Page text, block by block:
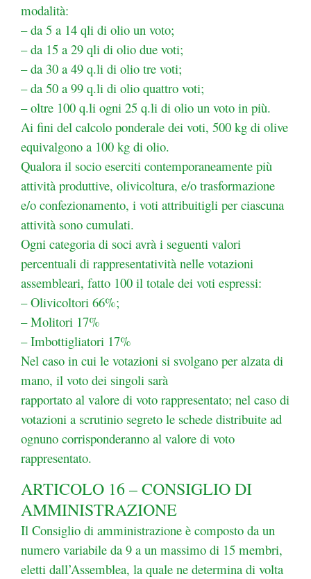
modalità:
– da 5 a 14 qli di olio un voto;
– da 15 a 29 qli di olio due voti;
– da 30 a 49 q.li di olio tre voti;
– da 50 a 99 q.li di olio quattro voti;
– oltre 100 q.li ogni 25 q.li di olio un voto in più.
Ai fini del calcolo ponderale dei voti, 500 kg di olive
equivalgono a 100 kg di olio.
Qualora il socio eserciti contemporaneamente più
attività produttive, olivicoltura, e/o trasformazione
e/o confezionamento, i voti attribuitigli per ciascuna
attività sono cumulati.
Ogni categoria di soci avrà i seguenti valori
percentuali di rappresentatività nelle votazioni
assembleari, fatto 100 il totale dei voti espressi:
– Olivicoltori 66%;
– Molitori 17%
– Imbottigliatori 17%
Nel caso in cui le votazioni si svolgano per alzata di
mano, il voto dei singoli sarà
rapportato al valore di voto rappresentato; nel caso di
votazioni a scrutinio segreto le schede distribuite ad
ognuno corrisponderanno al valore di voto
rappresentato.
ARTICOLO 16 – CONSIGLIO DI
AMMINISTRAZIONE
Il Consiglio di amministrazione è composto da un
numero variabile da 9 a un massimo di 15 membri,
eletti dall’Assemblea, la quale ne determina di volta